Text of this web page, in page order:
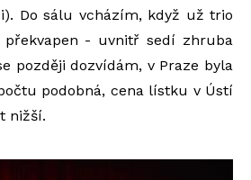
Do sálu vcházím, když už trio
- uvnitř sedí zhruba
později dozvídám, v Praze byla
podobná, cena lístku v Ústí
nižší.